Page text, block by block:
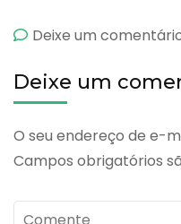
Deixe um
Deixe um
O seu endereço de e-
Campos obrigatórios
Comente